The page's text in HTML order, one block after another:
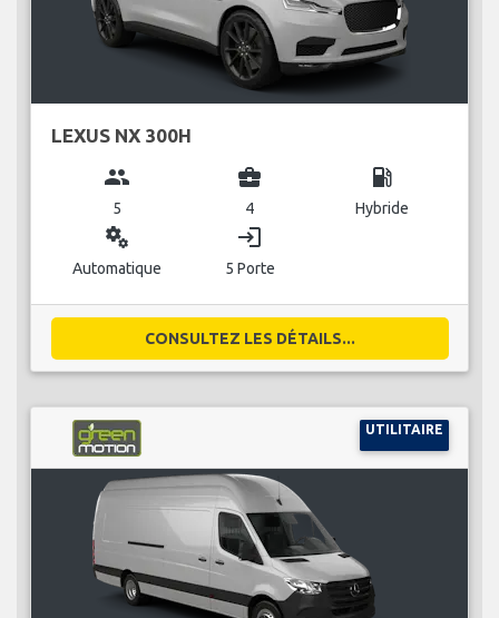
LEXUS NX 300H
group
5
business_center
4
local_gas_station
Hybride
miscellaneous_services
Automatique
login
5 Porte
CONSULTEZ LES DÉTAILS...
UTILITAIRE